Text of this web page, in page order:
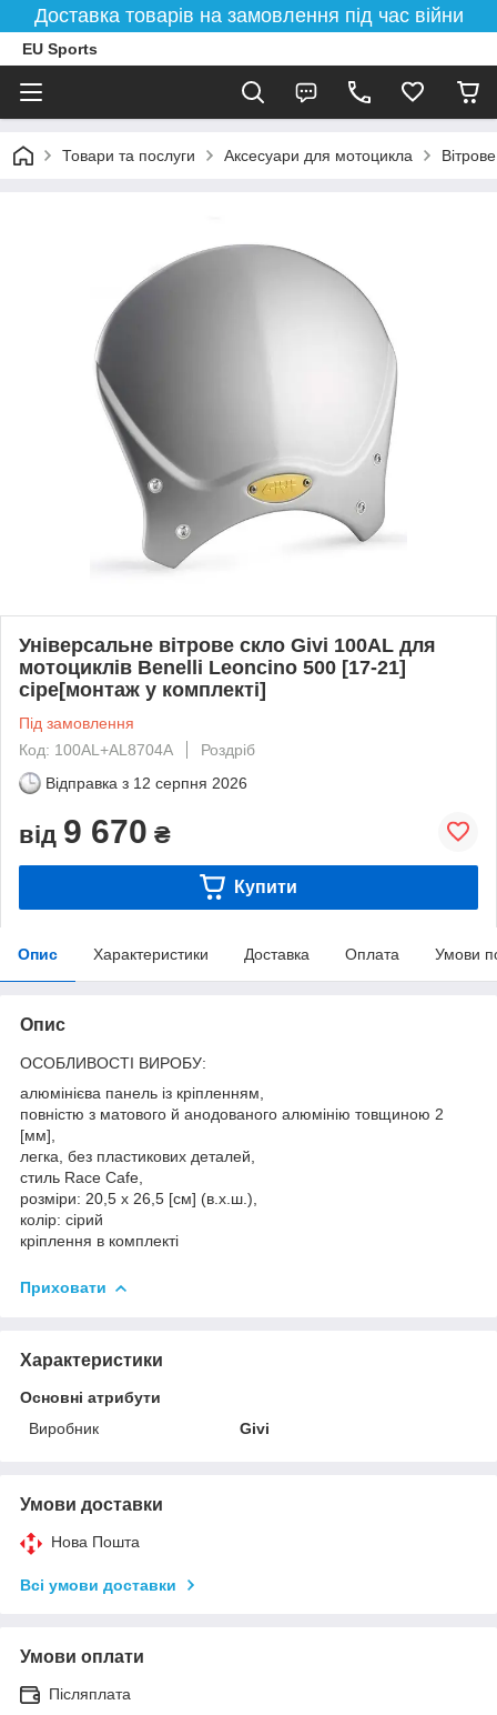
Доставка товарів на замовлення під час війни
EU Sports
Товари та послуги Аксесуари для мотоцикла
Універсальне вітрове скло Givi 100AL для
мотоциклів Benelli Leoncino 500 [17-21]
сіре[монтаж у комплекті]
Під замовлення
Код: 100AL+AL8704A
Роздріб
Відправка з 12 серпня 2026
від 9 670 ₴
Купити
Опис Характеристики Доставка Оплата Умови
Опис
ОСОБЛИВОСТІ ВИРОБУ:
алюмінієва панель із кріпленням,
повністю з матового й анодованого алюмінію товщиною 2
[мм],
легка, без пластикових деталей,
стиль Race Cafe,
розміри: 20,5 x 26,5 [см] (в.х.ш.),
колір: сірий
кріплення в комплекті
Приховати
Характеристики
Основні атрибути
Виробник
Givi
Умови доставки
Нова Пошта
Всі умови доставки
Умови оплати
Післяплата